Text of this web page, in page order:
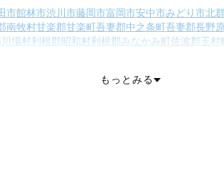
市館林市渋川市藤岡市富岡市安中市みどり市北
南牧村甘楽郡甘楽町吾妻郡中之条町吾妻郡長野
場村利根郡昭和村利根郡みなかみ町佐波郡玉村
もっとみる